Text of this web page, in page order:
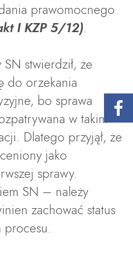
prawomocnego
I KZP 5/12).
stwierdził, że
do orzekania
bo sprawa
w takim
Dlatego przyjął, że
jako
sprawy.
SN – należy
zachować status
procesu.